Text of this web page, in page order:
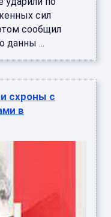
сил
сообщил
данны ...
схроны с
в